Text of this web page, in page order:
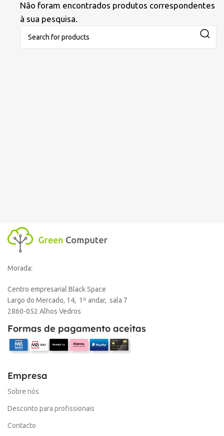
Não foram encontrados produtos correspondentes
à sua pesquisa.
Morada:
Centro empresarial Black Space
Largo do Mercado, 14, 1º andar, sala 7
2860-052 Alhos Vedros
Formas de pagamento aceitas
Empresa
Sobre nós
Desconto para profissionais
Contacto